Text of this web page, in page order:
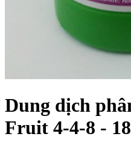
Dung dịch
Fruit 4-4-8 -